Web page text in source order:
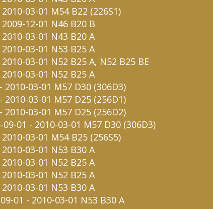
03-01 M54 B22 (226S1)
12-01 N46 B20 B
03-01 N43 B20 A
03-01 N53 B25 A
03-01 N52 B25 A, N52 B25 BE
03-01 N52 B25 A
2010-03-01 M57 D30 (306D3)
2010-03-01 M57 D25 (256D1)
2010-03-01 M57 D25 (256D2)
01 - 2010-03-01 M57 D30 (306D3)
03-01 M54 B25 (256S5)
03-01 N53 B30 A
03-01 N52 B25 A
03-01 N52 B25 A
03-01 N53 B30 A
01 - 2010-03-01 N53 B30 A